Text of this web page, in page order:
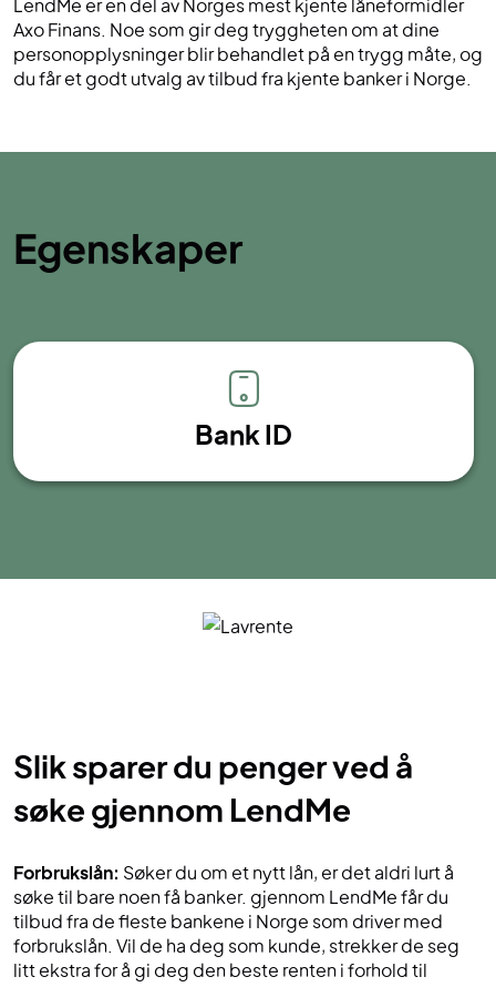
LendMe er en del av Norges mest kjente låneformidler
Axo Finans. Noe som gir deg tryggheten om at dine
personopplysninger blir behandlet på en trygg måte, og
du får et godt utvalg av tilbud fra kjente banker i Norge.
Egenskaper
Bank ID
Slik sparer du penger ved å
søke gjennom LendMe
Forbrukslån: Søker du om et nytt lån, er det aldri lurt å
søke til bare noen få banker. gjennom LendMe får du
tilbud fra de fleste bankene i Norge som driver med
forbrukslån. Vil de ha deg som kunde, strekker de seg
litt ekstra for å gi deg den beste renten i forhold til